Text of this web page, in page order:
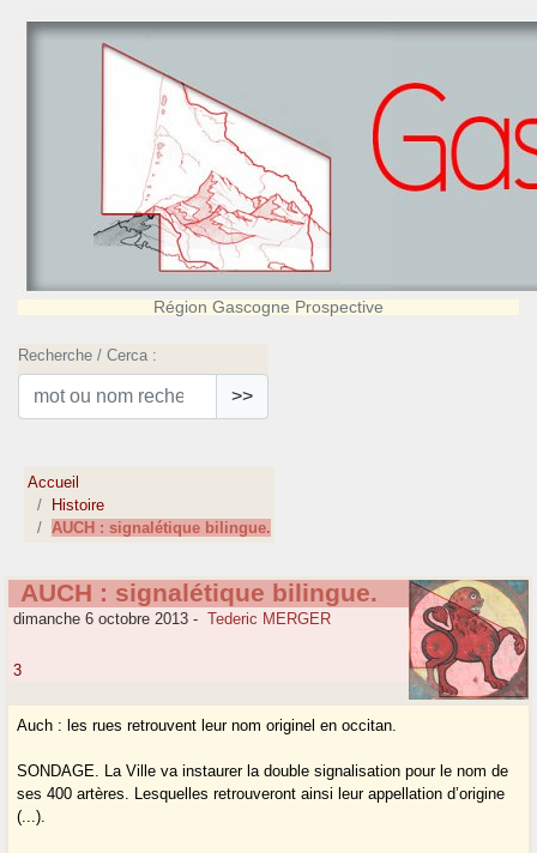
Région Gascogne Prospective
Recherche / Cerca :
>>
Accueil
Histoire
AUCH : signalétique bilingue.
AUCH : signalétique bilingue.
dimanche 6 octobre 2013 - Tederic MERGER
3
Auch : les rues retrouvent leur nom originel en occitan.
SONDAGE. La Ville va instaurer la double signalisation pour le nom de
ses 400 artères. Lesquelles retrouveront ainsi leur appellation d’origine
(...).